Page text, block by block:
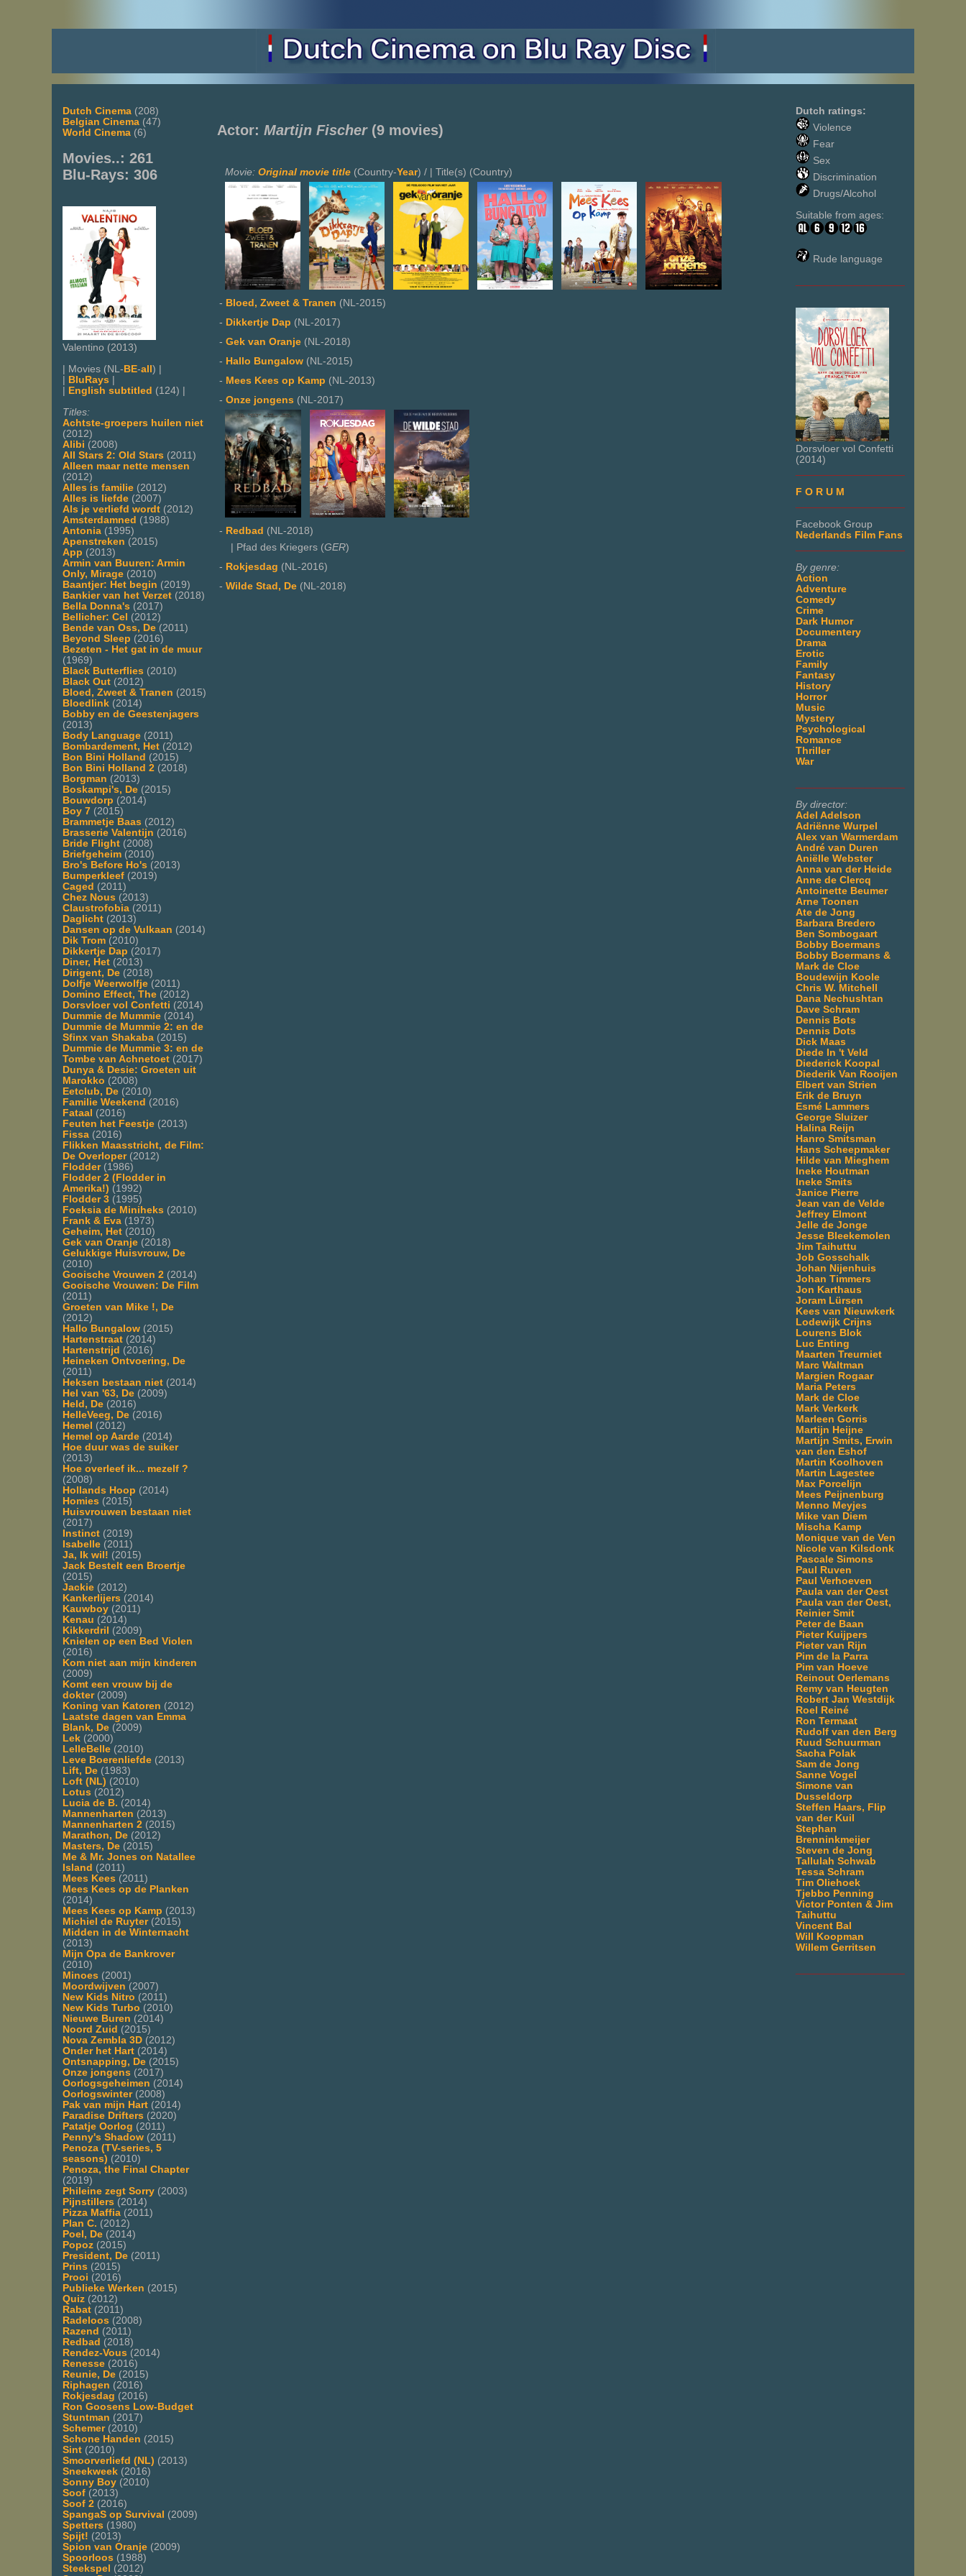
Dutch Cinema (208)
Belgian Cinema (47)
World Cinema (6)
Movies..: 261
Blu-Rays: 306
Valentino (2013)
| Movies (NL- BE-all ) |
BluRays
English subtitled (124) |
Titles:
Achtste-groepers huilen niet
(2012)
Alibi (2008)
All Stars 2: Old Stars (2011)
Alleen maar nette mensen
(2012)
Alles is familie (2012)
Alles is liefde (2007)
Als je verliefd wordt (2012)
Amsterdamned (1988)
Antonia (1995)
Apenstreken (2015)
App (2013)
Armin van Buuren: Armin
Only, Mirage (2010)
Baantjer: Het begin (2019)
Bankier van het Verzet (2018)
Bella Donna's (2017)
Bellicher: Cel (2012)
Bende van Oss, De (2011)
Beyond Sleep (2016)
Bezeten - Het gat in de muur
(1969)
Black Butterflies (2010)
Black Out (2012)
Bloed, Zweet & Tranen (2015)
Bloedlink (2014)
Bobby en de Geestenjagers
(2013)
Body Language (2011)
Bombardement, Het (2012)
Bon Bini Holland (2015)
Bon Bini Holland 2 (2018)
Borgman (2013)
Boskampi's, De (2015)
Bouwdorp (2014)
Boy 7 (2015)
Brammetje Baas (2012)
Brasserie Valentijn (2016)
Bride Flight (2008)
Briefgeheim (2010)
Bro's Before Ho's (2013)
Bumperkleef (2019)
Caged (2011)
Chez Nous (2013)
Claustrofobia (2011)
Daglicht (2013)
Dansen op de Vulkaan (2014)
Dik Trom (2010)
Dikkertje Dap (2017)
Diner, Het (2013)
Dirigent, De (2018)
Dolfje Weerwolfje (2011)
Domino Effect, The (2012)
Dorsvloer vol Confetti (2014)
Dummie de Mummie (2014)
Dummie de Mummie 2: en de
Sfinx van Shakaba (2015)
Dummie de Mummie 3: en de
Tombe van Achnetoet (2017)
Dunya & Desie: Groeten uit
Marokko (2008)
Eetclub, De (2010)
Familie Weekend (2016)
Fataal (2016)
Feuten het Feestje (2013)
Fissa (2016)
Flikken Maasstricht, de Film:
De Overloper(2012)
Flodder(1986)
Flodder 2 (Flodder in
Amerika!) (1992)
Flodder 3 (1995)
Foeksia de Miniheks (2010)
Frank & Eva (1973)
Geheim, Het (2010)
Gek van Oranje (2018)
Gelukkige Huisvrouw, De
(2010)
Gooische Vrouwen 2 (2014)
Gooische Vrouwen: De Film
(2011)
Groeten van Mike !, De
(2012)
Hallo Bungalow (2015)
Hartenstraat (2014)
Hartenstrijd (2016)
Heineken Ontvoering, De
(2011)
Heksen bestaan niet (2014)
Hel van '63, De (2009)
Held, De (2016)
HelleVeeg, De (2016)
Hemel (2012)
Hemel op Aarde (2014)
Hoe duur was de suiker
(2013)
Hoe overleef ik... mezelf ?
(2008)
Hollands Hoop (2014)
Homies (2015)
Huisvrouwen bestaan niet
(2017)
Instinct (2019)
Isabelle (2011)
Ja, Ik wil! (2015)
Jack Bestelt een Broertje
(2015)
Jackie (2012)
Kankerlijers (2014)
Kauwboy (2011)
Kenau (2014)
Kikkerdril
(2009)
Knielen op een Bed Violen
(2016)
Kom niet aan mijn kinderen
(2009)
Komt een vrouw bij de
dokter(2009)
Koning van Katoren (2012)
Laatste dagen van Emma
Blank, De (2009)
Lek (2000)
LelleBelle (2010)
Leve Boerenliefde (2013)
Lift, De (1983)
Loft (NL) (2010)
Lotus (2012)
Lucia de B. (2014)
Mannenharten (2013)
Mannenharten 2 (2015)
Marathon, De (2012)
Masters, De (2015)
Me & Mr. Jones on Natallee
Island (2011)
Mees Kees (2011)
Mees Kees op de Planken
(2014)
Mees Kees op Kamp (2013)
Michiel de Ruyter(2015)
Midden in de Winternacht
(2013)
Mijn Opa de Bankrover
(2010)
Minoes (2001)
Moordwijven (2007)
New Kids Nitro (2011)
New Kids Turbo (2010)
Nieuwe Buren (2014)
Noord Zuid (2015)
Nova Zembla 3D (2012)
Onder het Hart (2014)
Ontsnapping, De (2015)
Onze jongens (2017)
Oorlogsgeheimen (2014)
Oorlogswinter(2008)
Pak van mijn Hart (2014)
Paradise Drifters (2020)
Patatje Oorlog (2011)
Penny's Shadow (2011)
Penoza (TV-series, 5
seasons) (2010)
Penoza, the Final Chapter
(2019)
Phileine zegt Sorry (2003)
Pijnstillers (2014)
Pizza Maffia (2011)
Plan C. (2012)
Poel, De (2014)
Popoz (2015)
President, De (2011)
Prins (2015)
Prooi (2016)
Publieke Werken (2015)
Quiz (2012)
Rabat (2011)
Radeloos (2008)
Razend (2011)
Redbad (2018)
Rendez-Vous (2014)
Renesse (2016)
Reunie, De (2015)
Riphagen (2016)
Rokjesdag (2016)
Ron Goosens Low-Budget
Stuntman (2017)
Schemer(2010)
Schone Handen (2015)
Sint (2010)
Smoorverliefd (NL) (2013)
Sneekweek (2016)
Sonny Boy (2010)
Soof (2013)
Soof 2 (2016)
SpangaS op Survival (2009)
Spetters (1980)
Spijt! (2013)
Spion van Oranje (2009)
Spoorloos (1988)
Steekspel (2012)
Dutch ratings:
Violence
Fear
Sex
Discrimination
Drugs/Alcohol
Suitable from ages:
Rude language
Dorsvloer vol Confetti
(2014)
F O R U M
Facebook Group
Nederlands Film Fans
By genre:
Action
Adventure
Comedy
Crime
Dark Humor
Documentery
Drama
Erotic
Family
Fantasy
History
Horror
Music
Mystery
Psychological
Romance
Thriller
War
By director:
Adel Adelson
Adriënne Wurpel
Alex van Warmerdam
André van Duren
Aniëlle Webster
Anna van der Heide
Anne de Clercq
Antoinette Beumer
Arne Toonen
Ate de Jong
Barbara Bredero
Ben Sombogaart
Bobby Boermans
Bobby Boermans &
Mark de Cloe
Boudewijn Koole
Chris W. Mitchell
Dana Nechushtan
Dave Schram
Dennis Bots
Dennis Dots
Dick Maas
Diede In 't Veld
Diederick Koopal
Diederik Van Rooijen
Elbert van Strien
Erik de Bruyn
Esmé Lammers
George Sluizer
Halina Reijn
Hanro Smitsman
Hans Scheepmaker
Hilde van Mieghem
Ineke Houtman
Ineke Smits
Janice Pierre
Jean van de Velde
Jeffrey Elmont
Jelle de Jonge
Jesse Bleekemolen
Jim Taihuttu
Job Gosschalk
Johan Nijenhuis
Johan Timmers
Jon Karthaus
Joram Lürsen
Kees van Nieuwkerk
Lodewijk Crijns
Lourens Blok
Luc Enting
Maarten Treurniet
Marc Waltman
Margien Rogaar
Maria Peters
Mark de Cloe
Mark Verkerk
Marleen Gorris
Martijn Heijne
Martijn Smits, Erwin
van den Eshof
Martin Koolhoven
Martin Lagestee
Max Porcelijn
Mees Peijnenburg
Menno Meyjes
Mike van Diem
Mischa Kamp
Monique van de Ven
Nicole van Kilsdonk
Pascale Simons
Paul Ruven
Paul Verhoeven
Paula van der Oest
Paula van der Oest,
Reinier Smit
Peter de Baan
Pieter Kuijpers
Pieter van Rijn
Pim de la Parra
Pim van Hoeve
Reinout Oerlemans
Remy van Heugten
Robert Jan Westdijk
Roel Reiné
Ron Termaat
Rudolf van den Berg
Ruud Schuurman
Sacha Polak
Sam de Jong
Sanne Vogel
Simone van
Dusseldorp
Steffen Haars, Flip
van der Kuil
Stephan
Brenninkmeijer
Steven de Jong
Tallulah Schwab
Tessa Schram
Tim Oliehoek
Tjebbo Penning
Victor Ponten & Jim
Taihuttu
Vincent Bal
Will Koopman
Willem Gerritsen
Actor: Martijn Fischer(9 movies)
Movie: Original movie title (Country-Year) / | Title(s) (Country)
- Bloed, Zweet & Tranen (NL-2015)
- Dikkertje Dap (NL-2017)
- Gek van Oranje (NL-2018)
- Hallo Bungalow (NL-2015)
- Mees Kees op Kamp (NL-2013)
- Onze jongens (NL-2017)
- Redbad (NL-2018)
| Pfad des Kriegers (GER)
- Rokjesdag (NL-2016)
- Wilde Stad, De (NL-2018)